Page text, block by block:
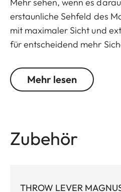
erstaunliche Sehfeld des
mit maximaler Sicht und
für entscheidend mehr
des feinen, brillanten
eine extrem schnelle und
Automatik. Diese
zuverlässigen und flexiblen
Mehr lesen
Zubehör
THROW LEVER